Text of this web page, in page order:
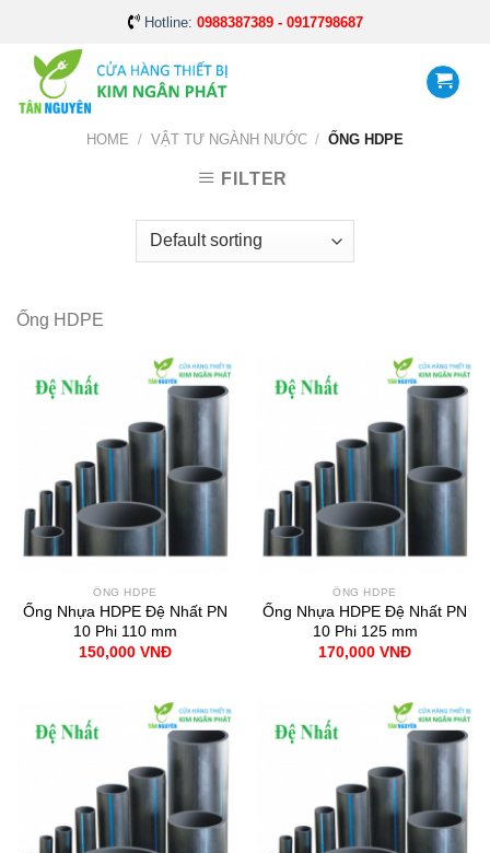
content
Hotline: 0988387389 - 0917798687
HOME / VẬT TƯ NGÀNH NƯỚC / ỐNG HDPE
FILTER
Ống HDPE
ỐNG HDPE
Ống Nhựa HDPE Đệ Nhất PN
10 Phi 110 mm
150,000 VNĐ
ỐNG HDPE
Ống Nhựa HDPE Đệ Nhất PN
10 Phi 125 mm
170,000 VNĐ